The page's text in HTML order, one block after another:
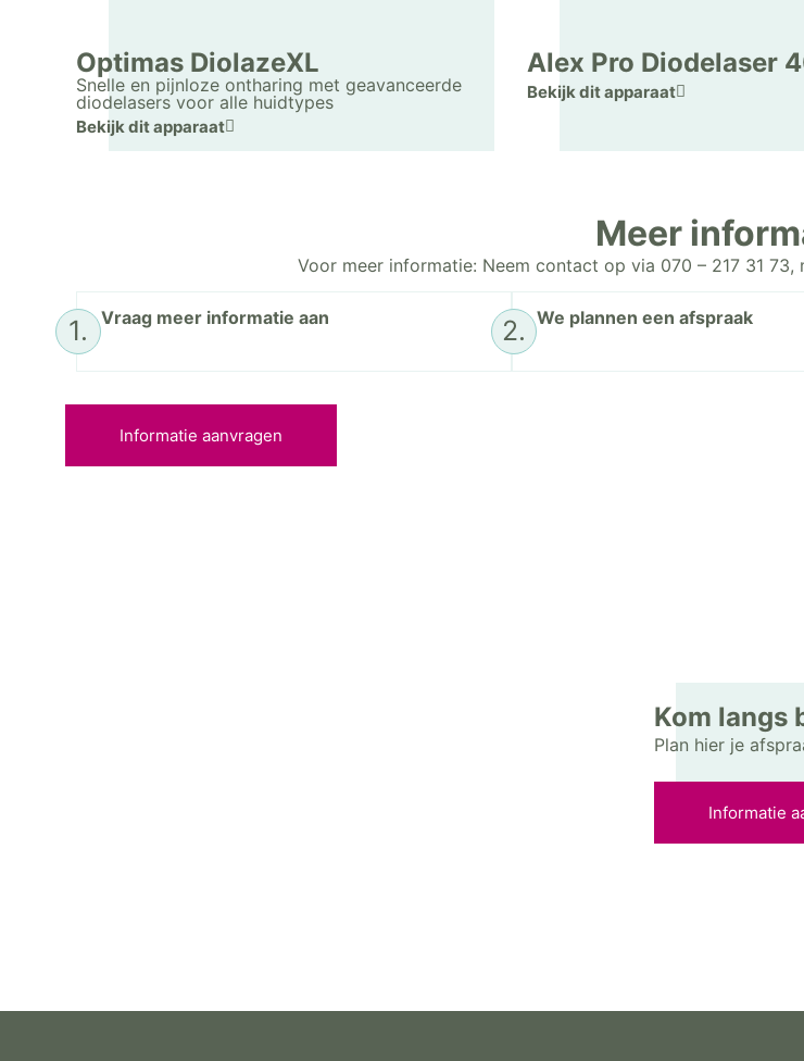
Optimas DiolazeXL
Snelle en pijnloze ontharing met geavanceerde
diodelasers voor alle huidtypes
Bekijk dit apparaat
Alex Pro Diodelaser
Bekijk dit apparaat
Meer
Voor meer informatie: Neem contact op via 070 – 217 31
1. Vraag meer informatie aan 2. We plannen een afspraak
Informatie aanvragen
Kom langs
Plan hier je
Informatie